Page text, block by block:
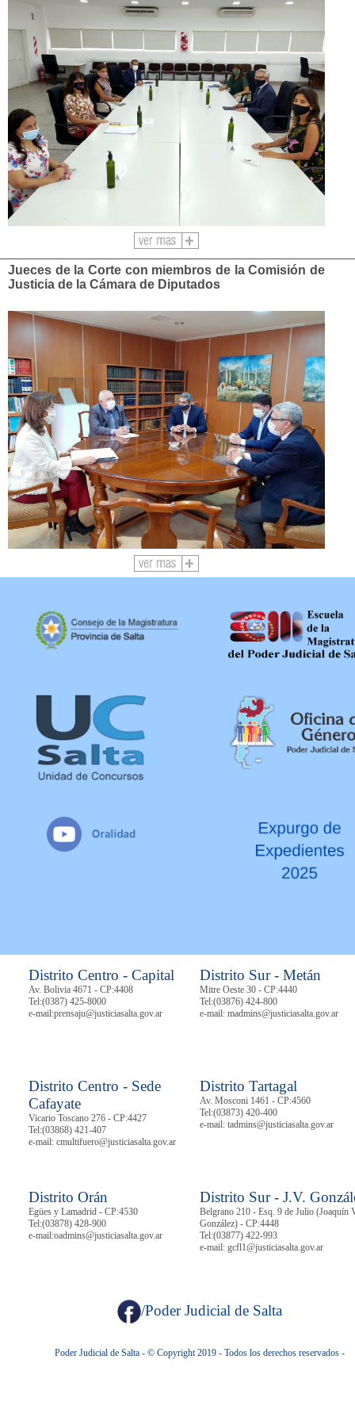
Jueces de la Corte con miembros de la Comisión de
Justicia de la Cámara de Diputados
Distrito Centro - Capital
Av. Bolivia 4671 - CP:4408
Tel:(0387) 425-8000
e-mail:prensaju@justiciasalta.gov.ar
Distrito Sur - Metán
Mitre Oeste 30 - CP:4440
Tel:(03876) 424-800
e-mail: madmins@justiciasalta.gov.ar
Distrito Centro - Sede
Cafayate
Vicario Toscano 276 - CP:4427
Tel:(03868) 421-407
e-mail: cmultifuero@justiciasalta.gov.ar
Distrito Tartagal
Av. Mosconi 1461 - CP:4560
Tel:(03873) 420-400
e-mail: tadmins@justiciasalta.gov.ar
Distrito Orán
Egües y Lamadrid - CP:4530
Tel:(03878) 428-900
e-mail:oadmins@justiciasalta.gov.ar
Distrito Sur - J.V.
Belgrano 210 - Esq. 9 de Julio (Joaquín
González) - CP:4448
Tel:(03877) 422-993
e-mail: gcfl1@justiciasalta.gov.ar
/Poder Judicial de Salta
Poder Judicial de Salta - © Copyright 2019 - Todos los derechos reservados -